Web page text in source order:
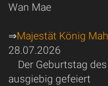
Wan Mae
⇒Majestät König
28.07.2026
Der Geburtstag
ausgiebig gefeiert